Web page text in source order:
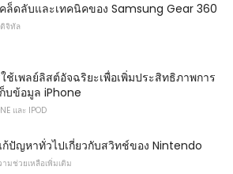
คล็ดลับและเทคนิคของ Samsung Gear 360
จิทัล
ช้เพลย์ลิสต์อัจฉริยะเพื่อเพิ่มประสิทธิภาพการ
บข้อมูล iPhone
และ IPOD
ปัญหาทั่วไปเกี่ยวกับสวิทช์ของ Nintendo
มช่วยเหลือเพิ่มเติม